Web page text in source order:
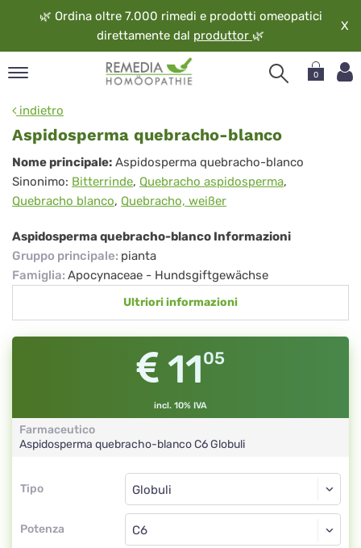
🌿 Ordina oltre 7.000 rimedi e prodotti omeopatici
direttamente dal produttor 🌿
X
0
indietro
Aspidosperma quebracho-blanco
Aspidosperma
quebracho-
blanco
Nome principale: Aspidosperma quebracho-blanco
Sinonimo: Bitterrinde, Quebracho aspidosperma,
Quebracho blanco, Quebracho, weißer
Aspidosperma quebracho-blanco Informazioni
Gruppo principale: pianta
Famiglia: Apocynaceae - Hundsgiftgewächse
Ultriori informazioni
1105
incl. 10% IVA
Farmaceutico
Aspidosperma quebracho-blancoC6Globuli
Tipo
Tipo
Potenza
Globuli
C6